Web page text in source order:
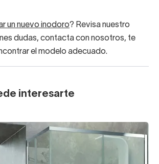
un nuevo inodoro? Revisa nuestro
dudas, contacta con nosotros, te
el modelo adecuado.
interesarte